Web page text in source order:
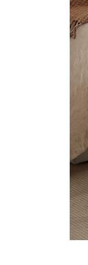
Kampagner
Har Brug For